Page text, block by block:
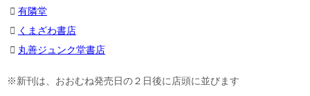
有隣堂
くまざわ書店
丸善ジュンク堂書店
※新刊は、おおむね発売日の２日後に店頭に並びます